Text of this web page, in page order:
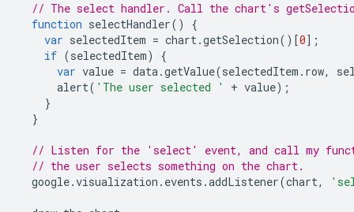
// The select handler. Call the chart's
function selectHandler()
{
var selectedItem = chart.getSelection()[0];
if (selectedItem)
{
var value = data.getValue(selectedItem . row,
alert( 'The user selected ' + value);
}
}
// Listen for the 'select' event, and call my
// the user selects something on the chart.
google.visualization . events .addListener(chart,